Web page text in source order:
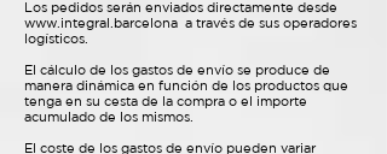
Los pedidos serán enviados directamente desde
www.integral.barcelona a través de sus operadores
logísticos.
El cálculo de los gastos de envío se produce de
manera dinámica en función de los productos que
tenga en su cesta de la compra o el importe
acumulado de los mismos.
El coste de los gastos de envío pueden variar